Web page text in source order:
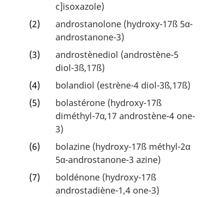
c]isoxazole)
(2)
androstanolone (hydroxy-17ß 5α-
androstanone-3)
(3)
androstènediol (androstène-5
diol-3ß,17ß)
(4)
bolandiol (estrène-4 diol-3ß,17ß)
(5)
bolastérone (hydroxy-17ß
diméthyl-7α,17 androstène-4 one-
3)
(6)
bolazine (hydroxy-17ß méthyl-2α
5α-androstanone-3 azine)
(7)
boldénone (hydroxy-17ß
androstadiène-1,4 one-3)